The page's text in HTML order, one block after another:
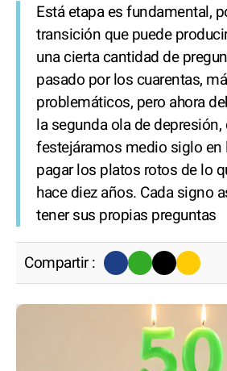
Está etapa es fundamental,
transición que puede
una cierta cantidad de
pasado por los cuarentas,
problemáticos, pero ahora
la segunda ola de
festejáramos medio siglo en
pagar los platos rotos de lo
hace diez años. Cada signo
tener sus propias preguntas
Compartir :